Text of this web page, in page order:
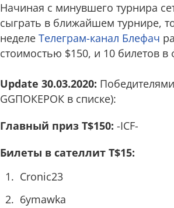
Начиная с минувшего турнира
сыграть в ближайшем турнире,
неделе Телеграм-канал Блефач
стоимостью $150, и 10 билетов
Update 30.03.2020:
GGПОКЕРОК в списке):
Главный приз T$150: -ICF-
Билеты в сателлит T$15:
Cronic23
6ymawka